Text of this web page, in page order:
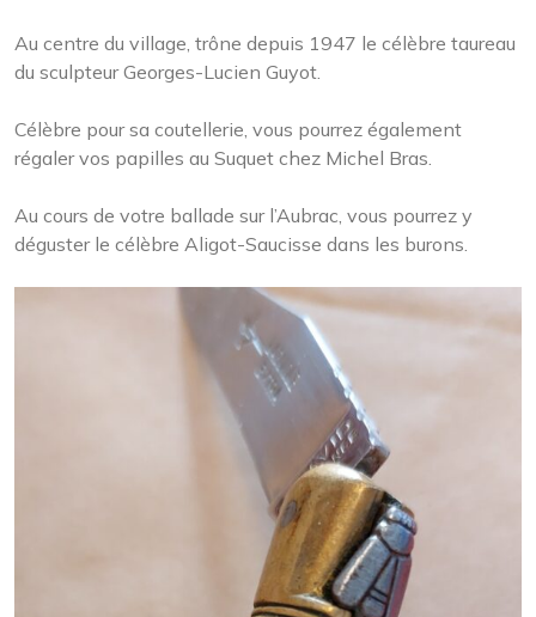
Au centre du village, trône depuis 1947 le célèbre taureau
du sculpteur Georges-Lucien Guyot.
Célèbre pour sa coutellerie, vous pourrez également
régaler vos papilles au Suquet chez Michel Bras.
Au cours de votre ballade sur l’Aubrac, vous pourrez y
déguster le célèbre Aligot-Saucisse dans les burons.